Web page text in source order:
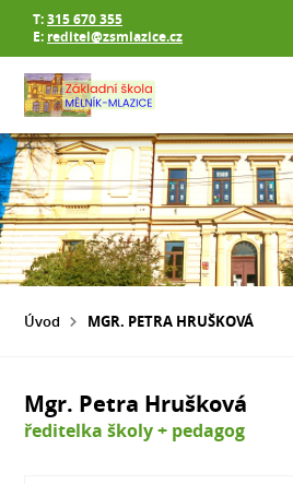
T:315 670 355
E: reditel@zsmlazice.cz
Úvod MGR. PETRA HRUŠKOVÁ
Mgr. Petra Hrušková
ředitelka školy + pedagog